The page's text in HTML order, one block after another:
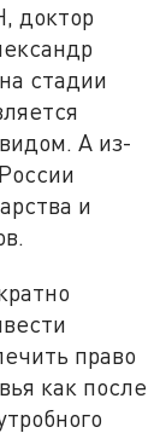
доктор
стадии
А из-
и
право
как после